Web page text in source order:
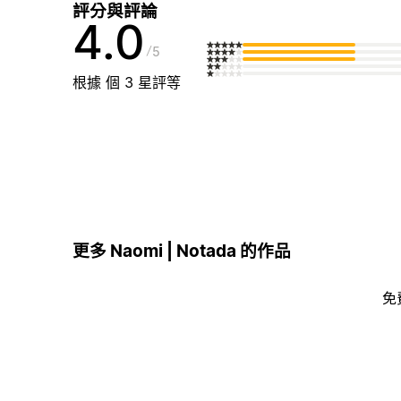
評分與評論
4.0 5
根據 個 3 星評等
更多 Naomi | Notada 的作品
免